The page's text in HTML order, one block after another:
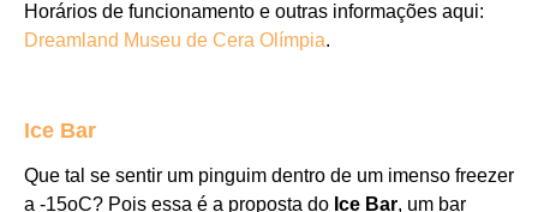
Horários de funcionamento e outras informações aqui:
Dreamland Museu de Cera Olímpia.
Ice Bar
Que tal se sentir um pinguim dentro de um imenso freezer
a -15oC? Pois essa é a proposta do Ice Bar, um bar